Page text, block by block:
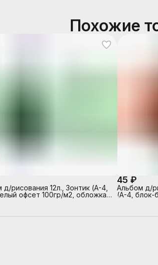
Похожие
д/рисования 12л., Зонтик (А-4,
офсет 100гр/м2, обложка-
45 ₽
Альбом д/
(А-4, блок-